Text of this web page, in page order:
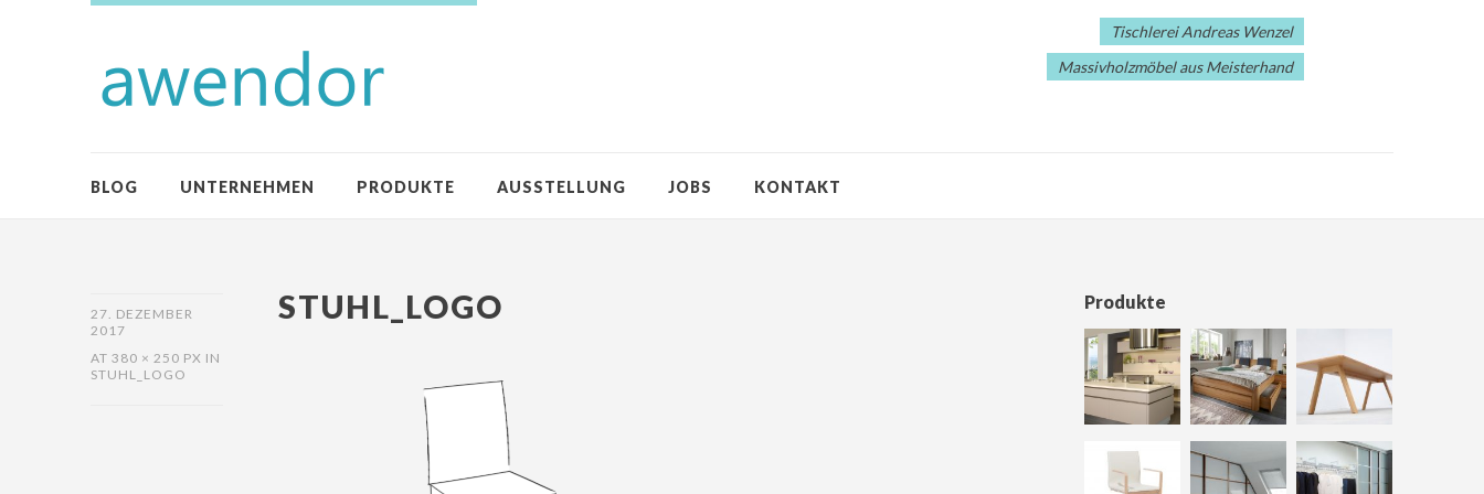
Tischlerei Andreas Wenzel
Massivholzmöbel aus Meisterhand
BLOG UNTERNEHMEN PRODUKTE AUSSTELLUNG JOBS KONTAKT
27. DEZEMBER
2017
AT 380 × 250 PX IN
STUHL_LOGO
STUHL_LOGO Produkte